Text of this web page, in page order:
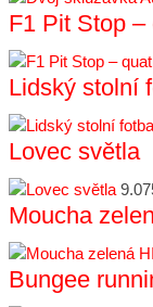
F1 Pit Stop –
Lidský stolní
Lovec světla
Moucha
Bungee